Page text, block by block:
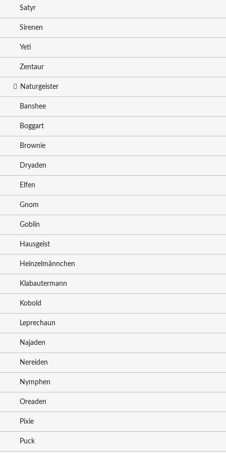
Satyr
Sirenen
Yeti
Zentaur
Naturgeister
Banshee
Boggart
Brownie
Dryaden
Elfen
Gnom
Goblin
Hausgeist
Heinzelmännchen
Klabautermann
Kobold
Leprechaun
Najaden
Nereiden
Nymphen
Oreaden
Pixie
Puck